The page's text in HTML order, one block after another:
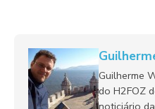
Guilherme
do H2FOZ
noticiário